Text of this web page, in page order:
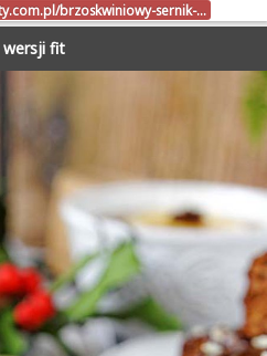
brzoskwiniowy-sernik-…
wersji fit